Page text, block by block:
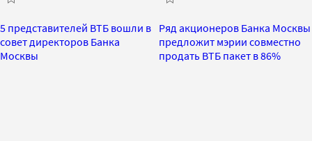
5 представителей ВТБ вошли в
совет директоров Банка
Москвы
Ряд акционеров Банка Москвы
предложит мэрии совместно
продать ВТБ пакет в 86%